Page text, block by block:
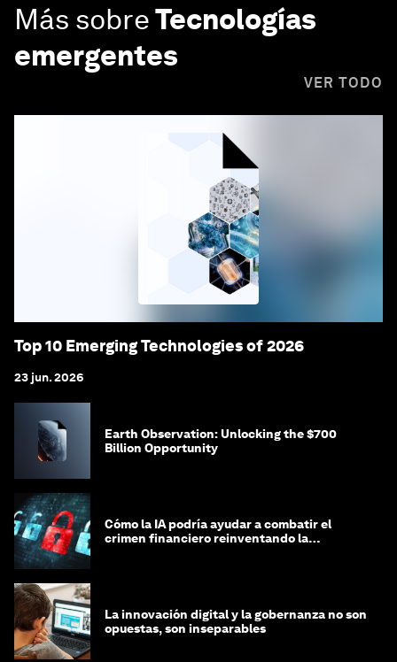
Más sobreTecnologías
emergentes
VER TODO
Top 10 Emerging Technologies of 2026
23 jun. 2026
Earth Observation: Unlocking the $700
Billion Opportunity
Cómo la IA podría ayudar a combatir el
crimen financiero reinventando la
La innovación digital y la gobernanza no son
opuestas, son inseparables